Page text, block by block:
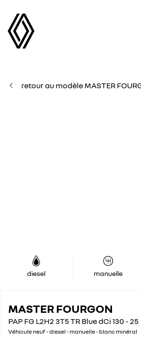
retour au modèle MASTER
diesel manuelle
MASTER FOURGON
PAP FG L2H2 3T5 TR Blue dCi 130 - 25
Véhicule neuf - diesel - manuelle - blanc minéral